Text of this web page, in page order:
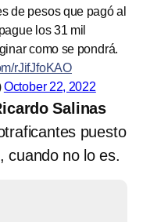
de pesos que pagó al
los 31 mil
como se pondrá.
rJifJfoKAO
October 22, 2022
Salinas
puesto
cuando no lo es.